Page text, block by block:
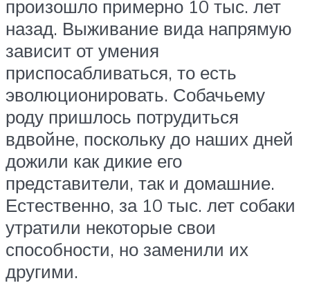
произошло примерно 10 тыс. лет
назад. Выживание вида напрямую
зависит от умения
приспосабливаться, то есть
эволюционировать. Собачьему
роду пришлось потрудиться
вдвойне, поскольку до наших дней
дожили как дикие его
представители, так и домашние.
Естественно, за 10 тыс. лет собаки
утратили некоторые свои
способности, но заменили их
другими.